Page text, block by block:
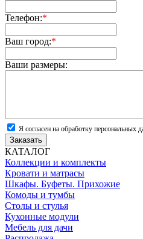
Телефон:*
Ваш город:*
Ваши размеры:
Я согласен на обработку персональных
Заказать
КАТАЛОГ
Коллекции и комплекты
Кровати и матрасы
Шкафы. Буфеты. Прихожие
Комоды и тумбы
Столы и стулья
Кухонные модули
Мебель для дачи